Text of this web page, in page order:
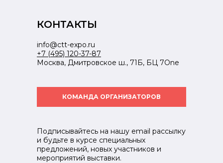
info@ctt-expo.ru
+7 (495) 120-37-87
Москва, Дмитровское ш., 71Б, БЦ 7One
КОМАНДА ОРГАНИЗАТОРОВ
КОНТАКТЫ
Подписывайтесь на нашу email рассылку
и будьте в курсе специальных
предложений, новых участников и
мероприятий выставки.